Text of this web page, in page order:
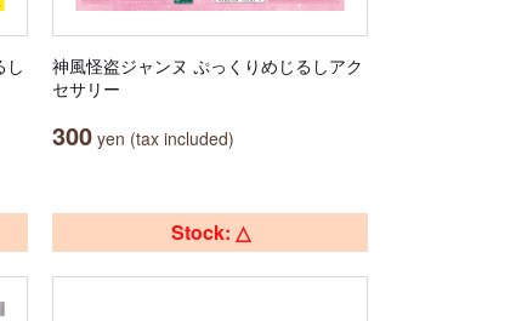
し
神風怪盗ジャンヌ ぷっくりめじるしアク
セサリー
300 yen (tax included)
Stock: △